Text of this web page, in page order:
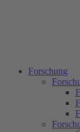
Forschung